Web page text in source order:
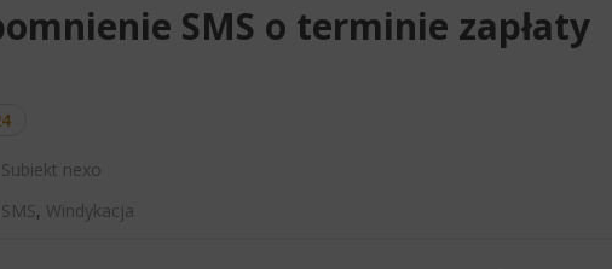
SMS o terminie zapłaty
Subiekt nexo
, Windykacja